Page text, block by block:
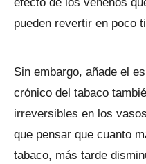
pueden revertir en poco
Sin embargo, añade el
crónico del tabaco
irreversibles en los
que pensar que cuanto
tabaco, más tarde